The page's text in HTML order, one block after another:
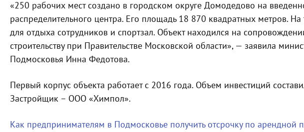
«250 рабочих мест создано в городском округе Домодедово на
распределительного центра. Его площадь 18 870 квадратных метров.
для отдыха сотрудников и спортзал. Объект находился на
строительству при Правительстве Московской области», — заявила
Подмосковья Инна Федотова.
Первый корпус объекта работает с 2016 года. Объем инвестиций
Застройщик – ООО «Химпол».
Как предпринимателям в Подмосковье получить отсрочку по арендной